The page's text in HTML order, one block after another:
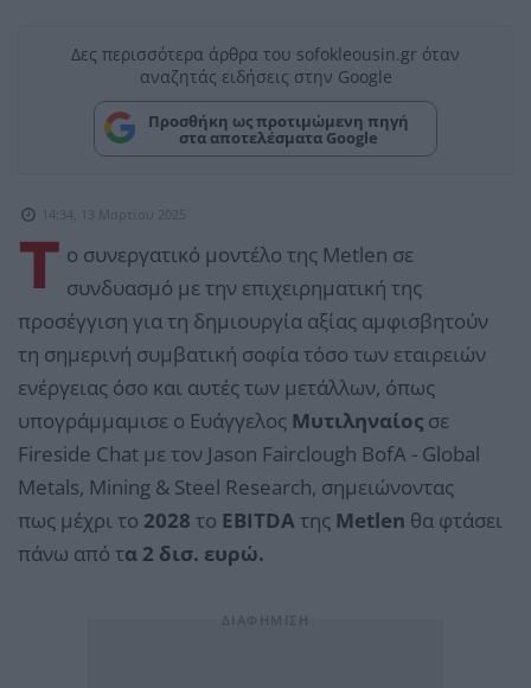
Δες περισσότερα άρθρα του sofokleousin.gr όταν
αναζητάς ειδήσεις στην Google
Προσθήκη ως προτιμώμενη πηγή
στα αποτελέσματα Google
14:34, 13 Μαρτίου 2025
Τ ο συνεργατικό μοντέλο της Metlen σε
συνδυασμό με την επιχειρηματική της
προσέγγιση για τη δημιουργία αξίας αμφισβητούν
τη σημερινή συμβατική σοφία τόσο των εταιρειών
ενέργειας όσο και αυτές των μετάλλων, όπως
υπογράμμαμισε ο Ευάγγελος Μυτιληναίος σε
Fireside Chat με τον Jason Fairclough BofA - Global
Metals, Mining & Steel Research, σημειώνοντας
πως μέχρι το 2028 το EBITDAτης Metlen θα φτάσει
πάνω από τα 2 δισ. ευρώ.